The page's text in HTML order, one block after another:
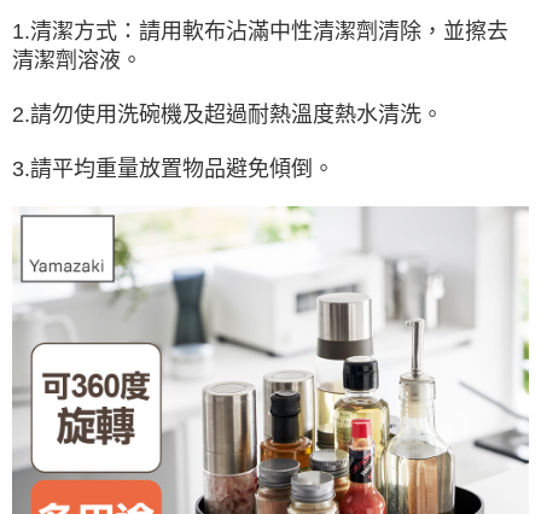
1.清潔方式：請用軟布沾滿中性清潔劑清除，並擦去
清潔劑溶液。
2.請勿使用洗碗機及超過耐熱溫度熱水清洗。
3.請平均重量放置物品避免傾倒。